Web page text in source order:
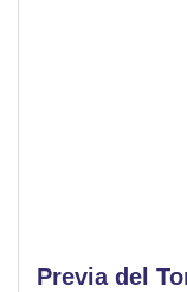
Previa del